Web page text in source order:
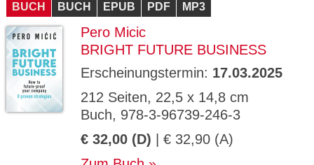
BUCH BUCH EPUB PDF MP3
Pero Micic
BRIGHT FUTURE BUSINESS
Erscheinungstermin: 17.03.2025
212 Seiten, 22,5 x 14,8 cm
Buch, 978-3-96739-246-3
€ 32,00 (D) | € 32,90 (A)